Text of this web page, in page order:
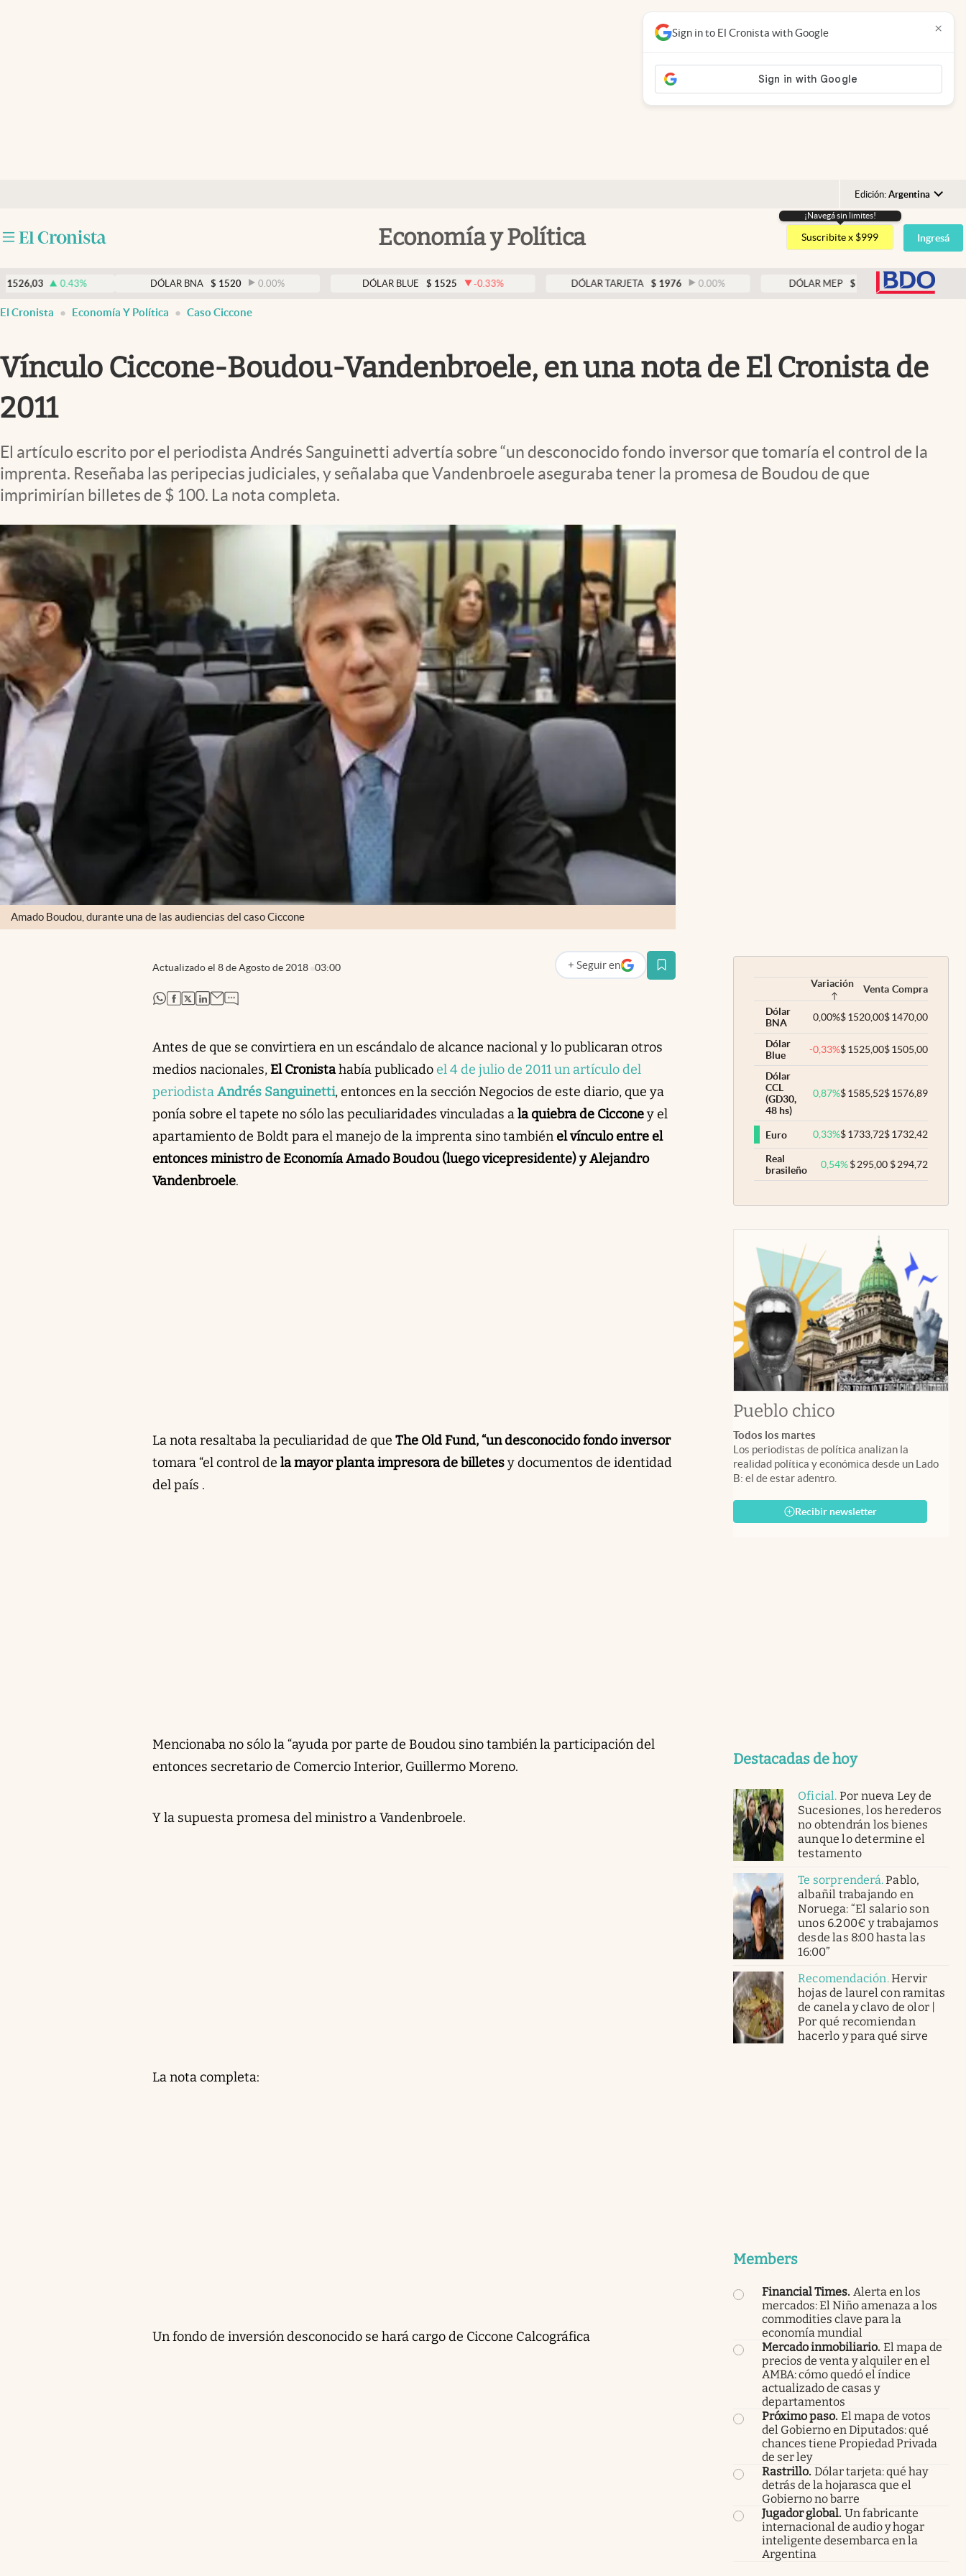
Edición: Argentina
Argentina
España
USA
Economía y Política
Clase
Mundial 2026
El Cronista Studio
Mediakit
¡Navegá sin limites!
Suscribite x $999 Ingresá
0.43% DÓLAR BNA $ 1520 0.00% DÓLAR BLUE $ 1525 -0.33% DÓLAR TARJETA $ 1976 0.00% DÓLAR MEP $ 1526,03 0.43%
Sign in to El Cronista with Google ×
El Cronista Economía Y Política Caso Ciccone
Vínculo Ciccone-Boudou-Vandenbroele, en una nota de El Cronista de
2011
El artículo escrito por el periodista Andrés Sanguinetti advertía sobre “un desconocido fondo inversor que tomaría el control de la
imprenta. Reseñaba las peripecias judiciales, y señalaba que Vandenbroele aseguraba tener la promesa de Boudou de que
imprimirían billetes de $ 100. La nota completa.
Amado Boudou, durante una de las audiencias del caso Ciccone
Actualizado el 8 de Agosto de 2018 03:00 + Seguir en
abre en nueva pestaña
abre en nueva pestaña
abre en nueva pestaña
abre en nueva pestaña
abre en nueva pestaña
Antes de que se convirtiera en un escándalo de alcance nacional y lo publicaran otros
medios nacionales,El Cronistahabía publicado el 4 de julio de 2011 un artículo del
periodistaAndrés Sanguinetti, entonces en la sección Negocios de este diario, que ya
ponía sobre el tapete no sólo las peculiaridades vinculadas ala quiebra de Cicconey el
apartamiento de Boldt para el manejo de la imprenta sino también el vínculo entre el
entonces ministro de Economía Amado Boudou (luego vicepresidente) y Alejandro
Vandenbroele.
La nota resaltaba la peculiaridad de que The Old Fund, “un desconocido fondo inversor
tomara “el control de la mayor planta impresora de billetesy documentos de identidad
del país .
Mencionaba no sólo la “ayuda por parte de Boudou sino también la participación del
entonces secretario de Comercio Interior, Guillermo Moreno.
Y la supuesta promesa del ministro a Vandenbroele.
La nota completa:
Un fondo de inversión desconocido se hará cargo de Ciccone Calcográfica
Variación Venta Compra
Dólar
BNA
0,00%$1520,00$1470,00
Dólar
Blue
-0,33%$1525,00$1505,00
Dólar
CCL
(GD30,
48 hs)
0,87%$1585,52$1576,89
Euro 0,33%$1733,72$1732,42
Real
brasileño
0,54% $295,00 $294,72
Pueblo chico
Todos los martes
Los periodistas de política analizan la
realidad política y económica desde un Lado
B: el de estar adentro.
Recibir newsletter
Destacadas de hoy
Oficial. Por nueva Ley de
Sucesiones, los herederos
no obtendrán los bienes
aunque lo determine el
testamento
Te sorprenderá.Pablo,
albañil trabajando en
Noruega: “El salario son
unos 6.200€ y trabajamos
desde las 8:00 hasta las
16:00”
Recomendación.Hervir
hojas de laurel con ramitas
de canela y clavo de olor |
Por qué recomiendan
hacerlo y para qué sirve
Members
Financial Times. Alerta en los
mercados: El Niño amenaza a los
commodities clave para la
economía mundial
Mercado inmobiliario. El mapa de
precios de venta y alquiler en el
AMBA: cómo quedó el índice
actualizado de casas y
departamentos
Próximo paso. El mapa de votos
del Gobierno en Diputados: qué
chances tiene Propiedad Privada
de ser ley
Rastrillo. Dólar tarjeta: qué hay
detrás de la hojarasca que el
Gobierno no barre
Jugador global. Un fabricante
internacional de audio y hogar
inteligente desembarca en la
Argentina